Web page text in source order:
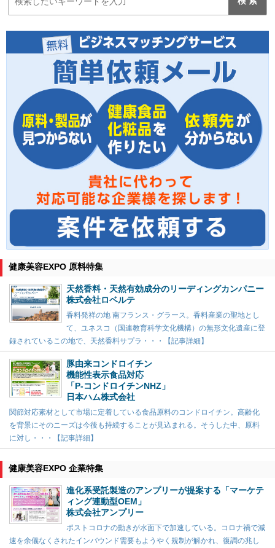
健康美容EXPO 原料特集
天然香料・天然有効成分のリーディングカンパニー
株式会社ロベルテ
香料発祥の地 南フランス・グラース。香料産業の聖地とし
て、ユネスコ（国連教育科学文化機構）の無形文化遺産に登
録されているこの地で、天然香料サプラ・・・【記事詳細】
豚由来コンドロイチン
機能性表示食品対応
「P-コンドロイチンNHZ」
日本ハム株式会社
関節対応素材として市場に定着している食品原料のコンドロイチン。高齢化
を背景にそのニーズは今後も持続することが見込まれる。そうした中、原料
に対し・・・【記事詳細】
健康美容EXPO 企業特集
進化系受託製造のアンプリーが提案する「マーケテ
ィング連動型OEM」
株式会社アンプリー
ポストコロナの動きが水面下で加速している。コロナ禍で減
速を余儀なくされたインバウンド需要もようやく規制が解かれ、復調の兆し